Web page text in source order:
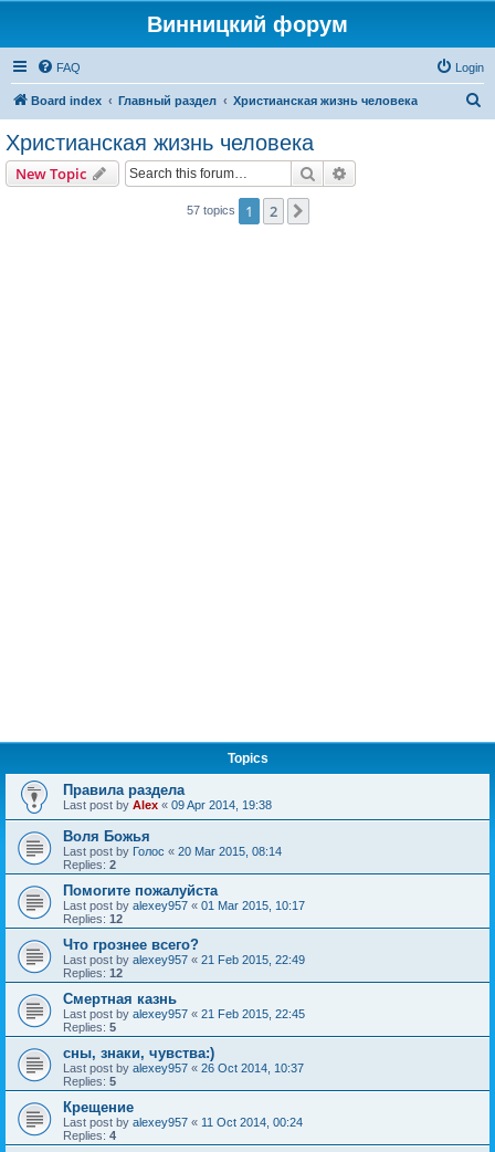
Винницкий форум
FAQ Login
Board index Главный раздел Христианская жизнь человека
Христианская жизнь человека
New Topic Search
57 topics 1 2
Topics
Правила раздела
Last post by Alex « 09 Apr 2014, 19:38
Воля Божья
Last post by Голос « 20 Mar 2015, 08:14
Replies: 2
Помогите пожалуйста
Last post by alexey957 « 01 Mar 2015, 10:17
Replies: 12
Что грознее всего?
Last post by alexey957 « 21 Feb 2015, 22:49
Replies: 12
Смертная казнь
Last post by alexey957 « 21 Feb 2015, 22:45
Replies: 5
сны, знаки, чувства:)
Last post by alexey957 « 26 Oct 2014, 10:37
Replies: 5
Крещение
Last post by alexey957 « 11 Oct 2014, 00:24
Replies: 4